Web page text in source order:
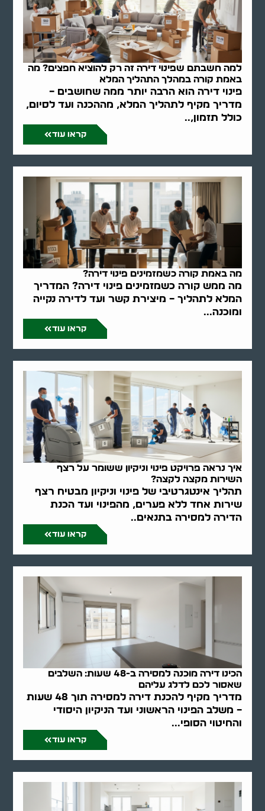
למה חשבתם שפינוי דירה זה רק להוציא חפצים? מה
באמת קורה במהלך התהליך המלא
פינוי דירה הוא הרבה יותר ממה שחושבים –
מדריך מקיף לתהליך המלא, מההכנה ועד לסיום,
כולל תזמון,..
קראו עוד
מה באמת קורה כשמזמינים פינוי דירה?
מה ממש קורה כשמזמינים פינוי דירה? המדריך
המלא לתהליך – מיצירת קשר ועד לדירה נקייה
ומוכנה...
קראו עוד
איך נראה פרויקט פינוי וניקיון ששומר על רצף
השירות מקצה לקצה?
תהליך אינטגרטיבי של פינוי וניקיון מבטיח רצף
שירות אחד ללא פערים, מהפינוי ועד הכנת
הדירה למסירה בתנאים..
קראו עוד
הכינו דירה מוכנה למסירה ב-48 שעות: השלבים
שאסור לכם לדלג עליהם
מדריך מקיף להכנת דירה למסירה תוך 48 שעות
– משלב הפינוי הראשוני ועד הניקיון היסודי
והחיטוי הסופי...
קראו עוד